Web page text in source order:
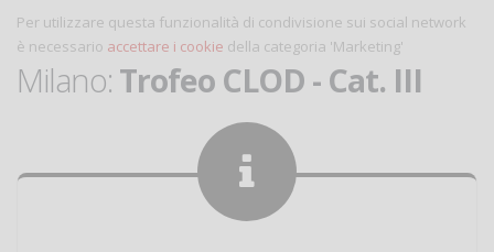
Per utilizzare questa funzionalità di condivisione sui social network
è necessario accettare i cookie della categoria 'Marketing'
Milano: Trofeo CLOD - Cat. III